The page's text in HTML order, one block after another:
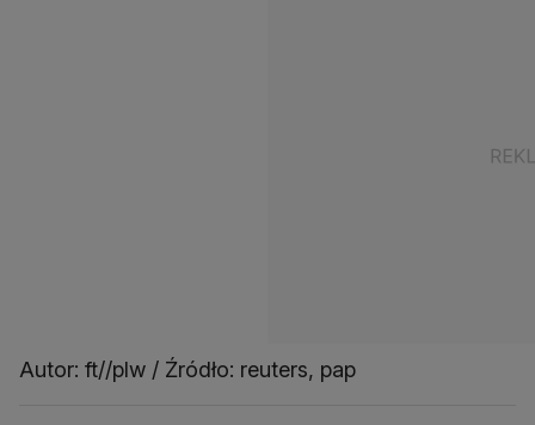
Autor: ft//plw / Źródło: reuters, pap